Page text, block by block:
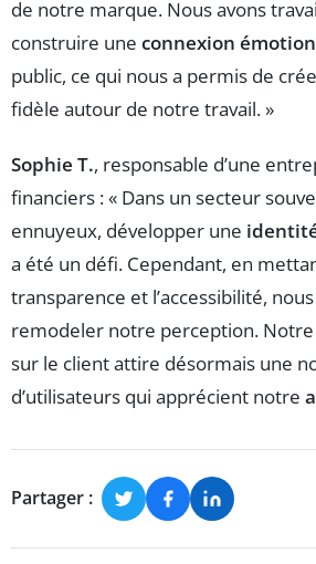
de notre marque. Nous avons
construire une connexion
public, ce qui nous a permis de
fidèle autour de notre travail. »
Sophie T., responsable d’une
financiers : « Dans un secteur
ennuyeux, développer une
a été un défi. Cependant, en
transparence et l’accessibilité,
remodeler notre perception.
sur le client attire désormais une
d’utilisateurs qui apprécient notre
Partager :